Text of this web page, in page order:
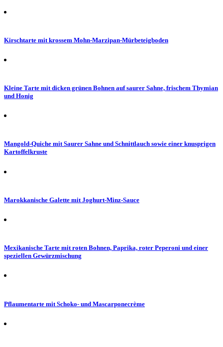
Kirschtarte mit krossem Mohn-Marzipan-Mürbeteigboden
Kleine Tarte mit dicken grünen Bohnen auf saurer Sahne, frischem Thymian
und Honig
Mangold-Quiche mit Saurer Sahne und Schnittlauch sowie einer knusprigen
Kartoffelkruste
Marokkanische Galette mit Joghurt-Minz-Sauce
Mexikanische Tarte mit roten Bohnen, Paprika, roter Peperoni und einer
speziellen Gewürzmischung
Pflaumentarte mit Schoko- und Mascarponecrème